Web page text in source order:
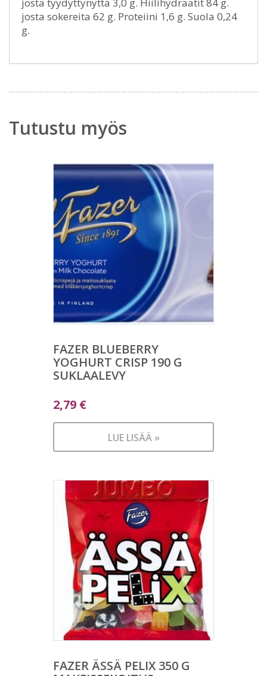
josta tyydyttynyttä 3,0 g. Hiilihydraatit 84 g.
josta sokereita 62 g. Proteiini 1,6 g. Suola 0,24
g.
Tutustu myös
FAZER BLUEBERRY
YOGHURT CRISP 190 G
SUKLAALEVY
2,79 €
LUE LISÄÄ »
FAZER ÄSSÄ PELIX 350 G